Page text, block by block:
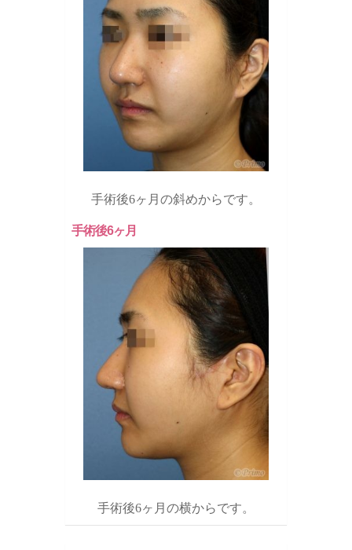
手術後6ヶ月の斜めからです。
手術後6ヶ月
手術後6ヶ月の横からです。